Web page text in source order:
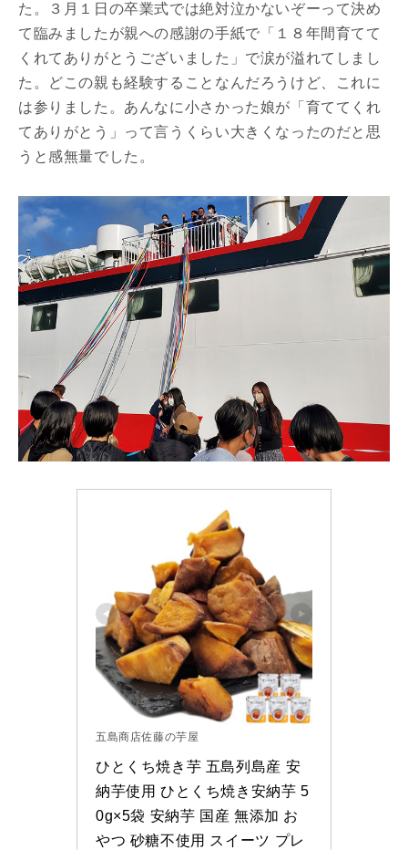
た。３月１日の卒業式では絶対泣かないぞーって決め
て臨みましたが親への感謝の手紙で「１８年間育てて
くれてありがとうございました」で涙が溢れてしまし
た。どこの親も経験することなんだろうけど、これに
は参りました。あんなに小さかった娘が「育ててくれ
てありがとう」って言うくらい大きくなったのだと思
うと感無量でした。
五島商店佐藤の芋屋
ひとくち焼き芋 五島列島産 安
納芋使用 ひとくち焼き安納芋 5
0g×5袋 安納芋 国産 無添加 お
やつ 砂糖不使用 スイーツ プレ